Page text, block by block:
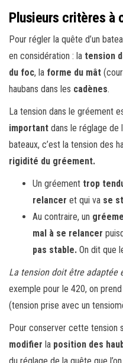
Plusieurs critères à
Pour régler la quête d’un
en considération : la tension
du foc, la forme du mât
haubans dans les cadènes.
La tension dans le gréement
important dans le réglage de
bateaux, c’est la tension des
rigidité du gréement.
Un gréement trop
relancer et qui va se
Au contraire, un
mal à se relancer
pas stable. On dit que
La tension doit être adaptée
exemple pour le 420, on
(tension prise avec un
Pour conserver cette tension
modifier la position des